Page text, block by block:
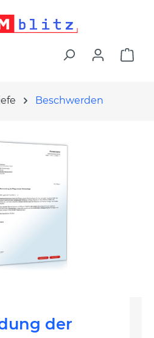
Beschwerden
der